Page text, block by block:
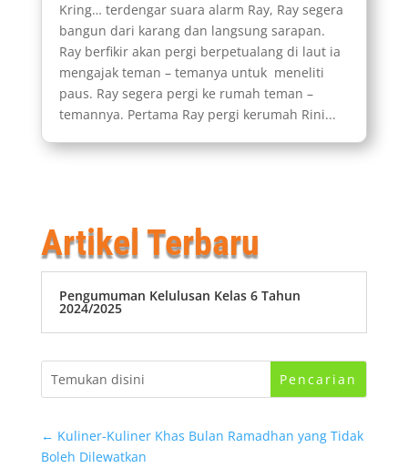
Kring… terdengar suara alarm Ray, Ray segera
bangun dari karang dan langsung sarapan.
Ray berfikir akan pergi berpetualang di laut ia
mengajak teman – temanya untuk meneliti
paus. Ray segera pergi ke rumah teman –
temannya. Pertama Ray pergi kerumah Rini...
Artikel Terbaru
Pengumuman Kelulusan Kelas 6 Tahun
2024/2025
← Kuliner-Kuliner Khas Bulan Ramadhan yang Tidak
Boleh Dilewatkan